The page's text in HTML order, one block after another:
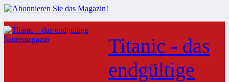
Zum
Inhalt
springen
Titanic - das
endgültige